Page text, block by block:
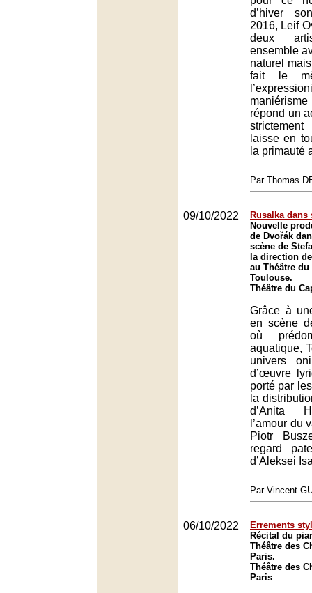
d’hiver
2016, Leif
deux
ensemble
naturel
fait le
répond un
laisse en
la primauté
Par Thomas
09/10/2022
Rusalka dans
Nouvelle
de Dvořák
scène de
la direction
au Théâtre
Toulouse.
Théâtre du
Grâce à
en scène
où
aquatique,
univers
d’œuvre
porté par
la
d’Anita
l’amour du
Piotr
regard
d’Aleksei
Par Vincent
06/10/2022
Errements
Récital du
Théâtre des
Paris.
Théâtre des
Paris